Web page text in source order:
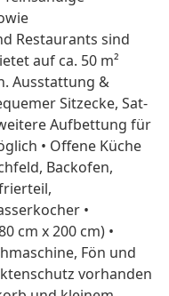
Restaurants sind
auf ca. 50 m²
Ausstattung &
Sitzecke, Sat-
weitere Aufbettung für
• Offene Küche
Backofen,
•
cm x 200 cm) •
Fön und
vorhanden